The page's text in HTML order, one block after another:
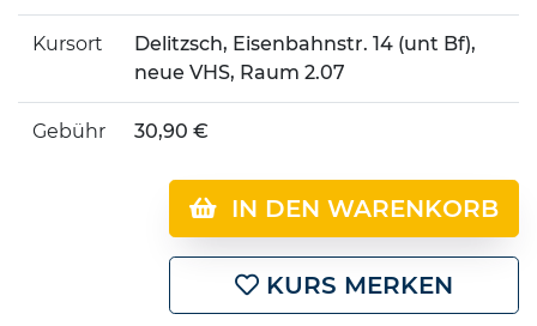
Kursort
Delitzsch, Eisenbahnstr. 14 (unt Bf),
neue VHS, Raum 2.07
Gebühr 30,90 €
IN DEN WARENKORB
KURS MERKEN